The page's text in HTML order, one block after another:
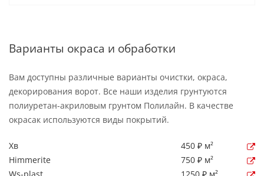
Варианты окраса и обработки
Вам доступны различные варианты очистки, окраса,
декорирования ворот. Все наши изделия грунтуются
полиуретан-акриловым грунтом Полилайн. В качестве
окрасак используются виды покрытий.
Хв
450 ₽ м²
Himmerite
750 ₽ м²